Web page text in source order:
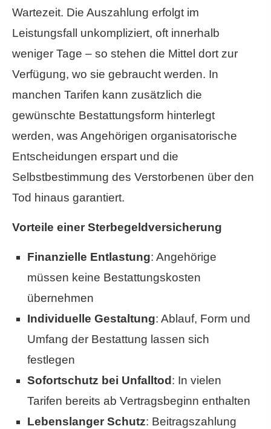
Wartezeit. Die Auszahlung erfolgt im
Leistungsfall unkompliziert, oft innerhalb
weniger Tage – so stehen die Mittel dort zur
Verfügung, wo sie gebraucht werden. In
manchen Tarifen kann zusätzlich die
gewünschte Bestattungsform hinterlegt
werden, was Angehörigen organisatorische
Entscheidungen erspart und die
Selbstbestimmung des Verstorbenen über den
Tod hinaus garantiert.
Vorteile einer Ster­be­geldversicherung
Finanzielle Entlastung: Angehörige
müssen keine Bestattungskosten
übernehmen
Individuelle Gestaltung: Ablauf, Form und
Umfang der Bestattung lassen sich
festlegen
Sofortschutz bei Unfalltod : In vielen
Tarifen bereits ab Vertragsbeginn enthalten
Lebenslanger Schutz: Beitragszahlung